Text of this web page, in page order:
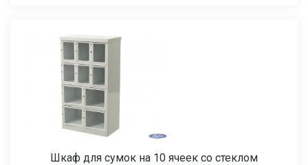
Шкаф для сумок на 10 ячеек со стеклом